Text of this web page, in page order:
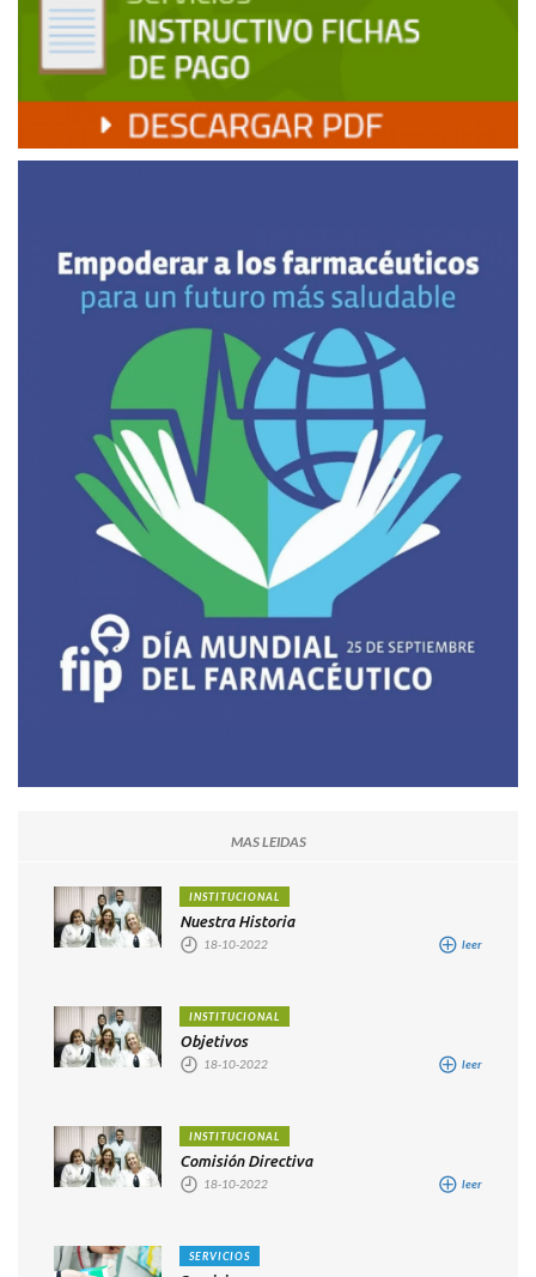
MAS LEIDAS
INSTITUCIONAL
Nuestra Historia
18-10-2022 leer
INSTITUCIONAL
Objetivos
18-10-2022 leer
INSTITUCIONAL
Comisión Directiva
18-10-2022 leer
SERVICIOS